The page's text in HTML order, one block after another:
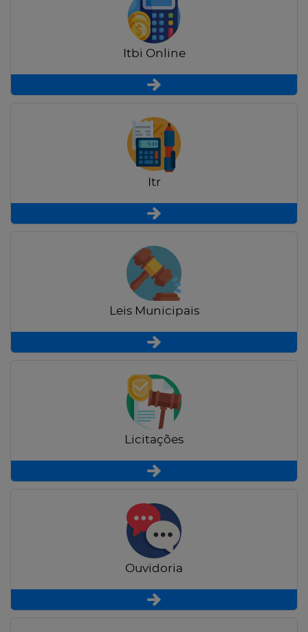
Itbi Online
Itr
Leis Municipais
Licitações
Ouvidoria